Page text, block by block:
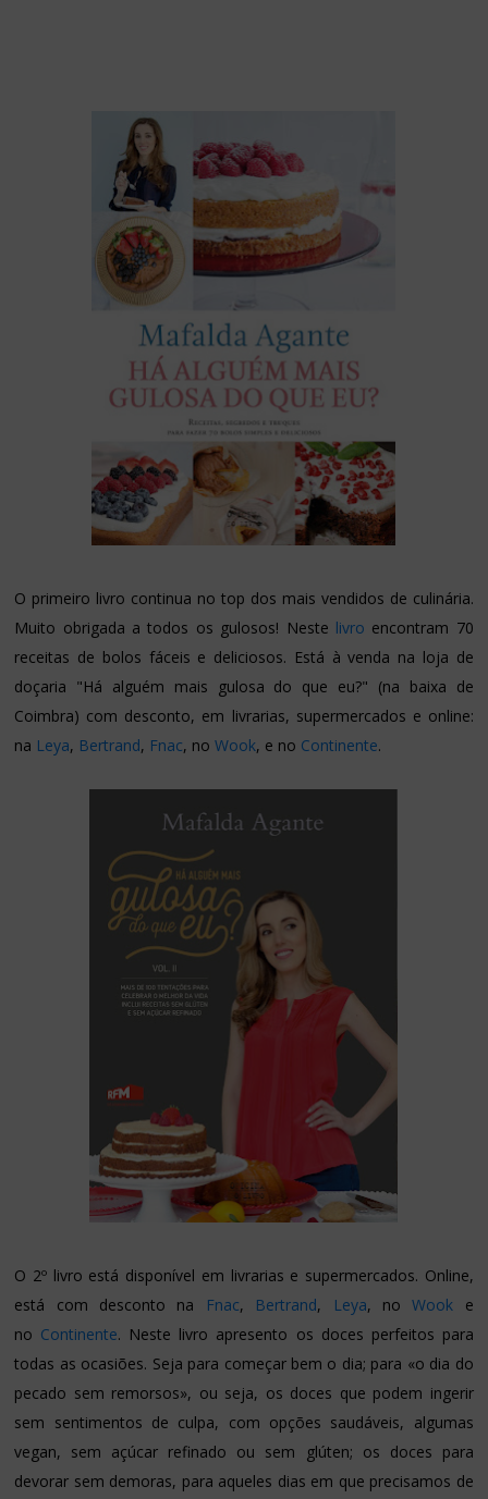
O primeiro livro continua no top dos mais vendidos de culinária.
Muito obrigada a todos os gulosos! Neste livro encontram 70
receitas de bolos fáceis e deliciosos. Está à venda na loja de
doçaria "Há alguém mais gulosa do que eu?" (na baixa de
Coimbra) com desconto, em livrarias, supermercados e online:
na Leya, Bertrand, Fnac, noWook, e no Continente.
O 2º livro está disponível em livrarias e supermercados. Online,
está com desconto na
Fnac, Bertrand, Leya, noWook e
no Continente. Neste livro apresento os doces perfeitos para
todas as ocasiões. Seja para começar bem o dia; para «o dia do
pecado sem remorsos», ou seja, os doces que podem ingerir
sem sentimentos de culpa, com opções saudáveis, algumas
vegan, sem açúcar refinado ou sem glúten; os doces para
devorar sem demoras, para aqueles dias em que precisamos de